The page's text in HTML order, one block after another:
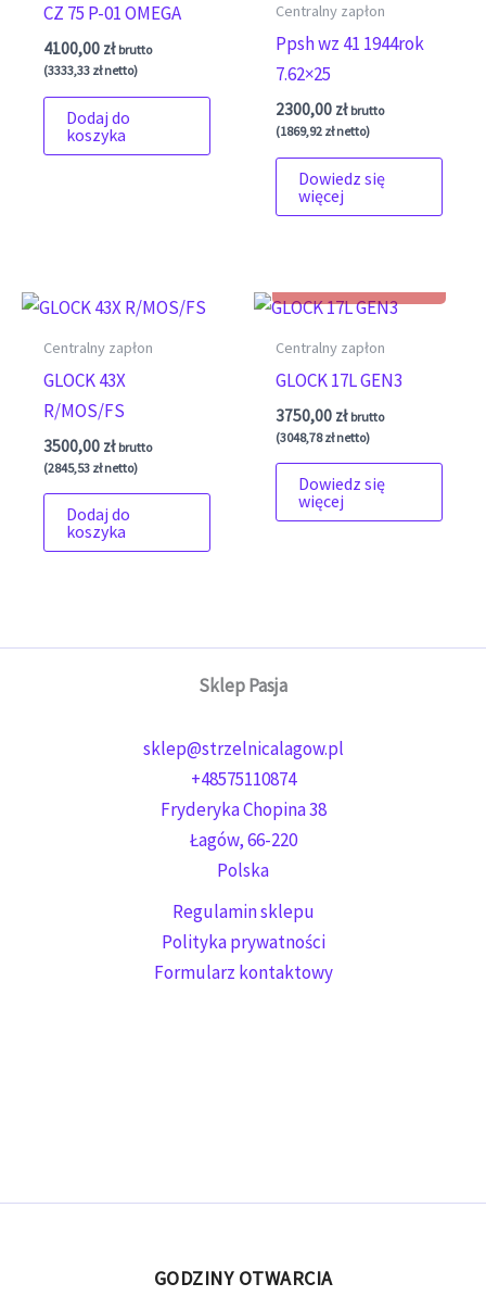
CZ 75 P-01 OMEGA
4100,00 zł brutto
(3333,33 złnetto)
Dodaj do
koszyka
Centralny zapłon
Ppsh wz 41 1944rok
7.62×25
2300,00 zł brutto
(1869,92 złnetto)
Dowiedz się
więcej
Centralny zapłon
GLOCK 43X
R/MOS/FS
3500,00 zł brutto
(2845,53 złnetto)
Dodaj do
koszyka
Centralny zapłon
GLOCK 17L GEN3
3750,00 zł brutto
(3048,78złnetto)
Dowiedz się
więcej
Sklep Pasja
sklep@strzelnicalagow.pl
+48575110874
Fryderyka Chopina 38
Łagów,66-220
Polska
Regulamin sklepu
Polityka prywatności
Formularz kontaktowy
GODZINY OTWARCIA